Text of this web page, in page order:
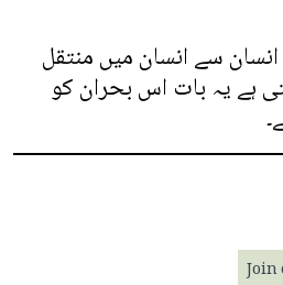
سے انسان میں منتقل
ہے یہ بات اس بحران کو
Join